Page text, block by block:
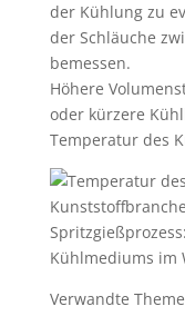
der Kühlung zu
der Schläuche
bemessen.
Höhere
oder kürzere
Temperatur des
Kühlmediums im
Verwandte